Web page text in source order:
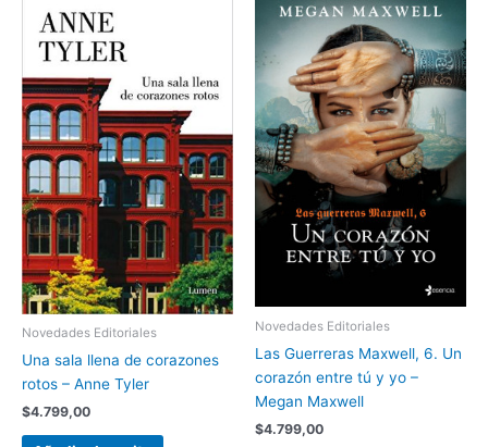
Novedades Editoriales
Una sala llena de corazones
rotos – Anne Tyler
$4.799,00
Novedades Editoriales
Las Guerreras Maxwell, 6. Un
corazón entre tú y yo –
Megan Maxwell
$4.799,00